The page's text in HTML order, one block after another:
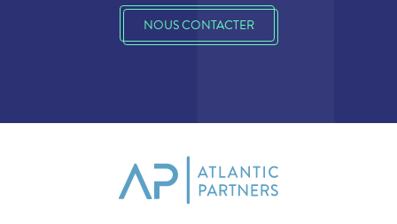
NOUS CONTACTER